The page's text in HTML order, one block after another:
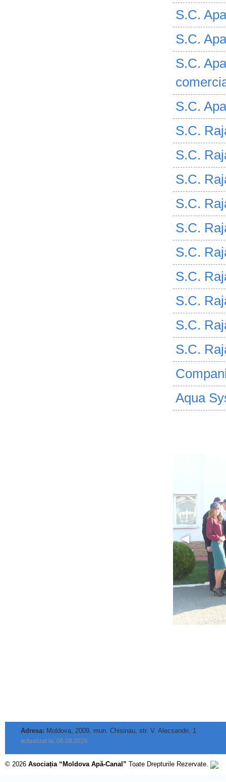
S.C.
S.C.
S.C.
S.C.
S.C.
S.C.
S.C.
S.C.
S.C.
S.C.
S.C.
S.C.
S.C.
S.C.
Aqua
Adresa: Moldova, 2009, mun. Chisinau, str. V. Alecsandri, 1
actualizat la: 06.08.2026
© 2026 Asociația “Moldova Apă-Canal” Toate Drepturile Rezervate.